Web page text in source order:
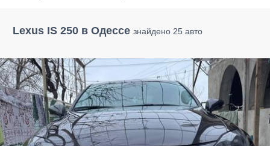
Lexus IS 250 в Одессе знайдено 25 авто